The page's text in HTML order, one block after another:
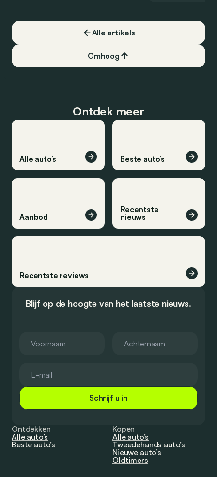
Alle artikels
Omhoog
Ontdek meer
Alle auto’s Beste auto’s
Aanbod
Recentste
nieuws
Recentste reviews
Blijf op de hoogte van het laatste nieuws.
Schrijf u in
Ontdekken
Alle auto’s
Beste auto’s
Kopen
Alle auto’s
Tweedehands auto’s
Nieuwe auto’s
Oldtimers